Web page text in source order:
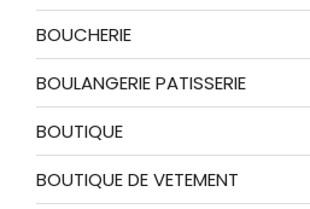
BOUCHERIE
BOULANGERIE PATISSERIE
BOUTIQUE
BOUTIQUE DE VETEMENT